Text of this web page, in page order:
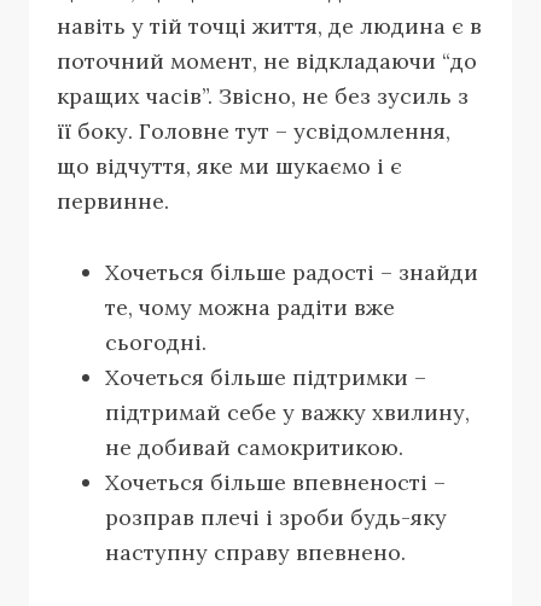
навіть у тій точці життя, де людина є в
поточний момент, не відкладаючи “до
кращих часів”. Звісно, не без зусиль з
її боку. Головне тут – усвідомлення,
що відчуття, яке ми шукаємо і є
первинне.
Хочеться більше радості – знайди
те, чому можна радіти вже
сьогодні.
Хочеться більше підтримки –
підтримай себе у важку хвилину,
не добивай самокритикою.
Хочеться більше впевненості –
розправ плечі і зроби будь-яку
наступну справу впевнено.